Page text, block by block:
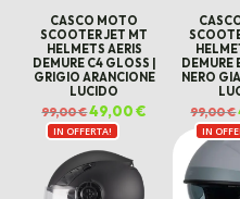
CASCO MOTO
SCOOTER JET MT
HELMETS AERIS
DEMURE C4 GLOSS |
GRIGIO ARANCIONE
LUCIDO
99,00€Il
prezzo
originale
era:
99,00 €.
49,00€
attuale
49,00 €.
DEMURE
NERO
99,00€
IN OFFERTA! IN